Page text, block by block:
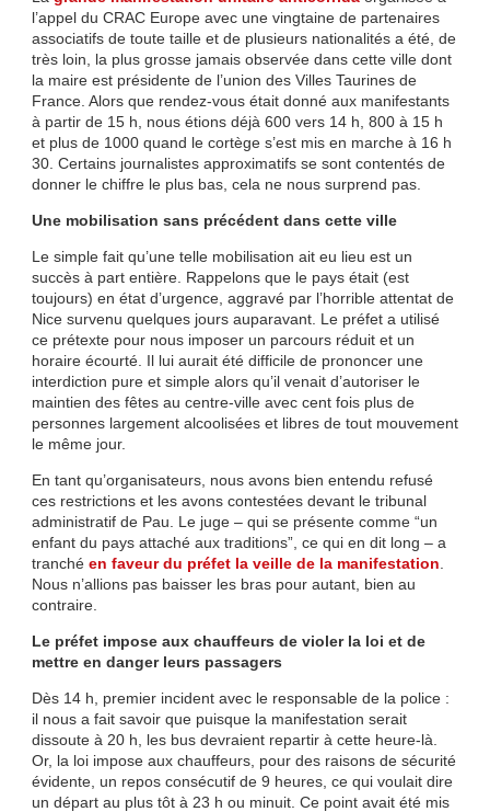
l’appel du CRAC Europe avec une vingtaine de partenaires
associatifs de toute taille et de plusieurs nationalités a été, de
très loin, la plus grosse jamais observée dans cette ville dont
la maire est présidente de l’union des Villes Taurines de
France. Alors que rendez-vous était donné aux manifestants
à partir de 15 h, nous étions déjà 600 vers 14 h, 800 à 15 h
et plus de 1000 quand le cortège s’est mis en marche à 16 h
30. Certains journalistes approximatifs se sont contentés de
donner le chiffre le plus bas, cela ne nous surprend pas.
Une mobilisation sans précédent dans cette ville
Le simple fait qu’une telle mobilisation ait eu lieu est un
succès à part entière. Rappelons que le pays était (est
toujours) en état d’urgence, aggravé par l’horrible attentat de
Nice survenu quelques jours auparavant. Le préfet a utilisé
ce prétexte pour nous imposer un parcours réduit et un
horaire écourté. Il lui aurait été difficile de prononcer une
interdiction pure et simple alors qu’il venait d’autoriser le
maintien des fêtes au centre-ville avec cent fois plus de
personnes largement alcoolisées et libres de tout mouvement
le même jour.
En tant qu’organisateurs, nous avons bien entendu refusé
ces restrictions et les avons contestées devant le tribunal
administratif de Pau. Le juge – qui se présente comme “un
enfant du pays attaché aux traditions”, ce qui en dit long – a
tranché en faveur du préfet la veille de la manifestation.
Nous n’allions pas baisser les bras pour autant, bien au
contraire.
Le préfet impose aux chauffeurs de violer la loi et de
mettre en danger leurs passagers
Dès 14 h, premier incident avec le responsable de la police :
il nous a fait savoir que puisque la manifestation serait
dissoute à 20 h, les bus devraient repartir à cette heure-là.
Or, la loi impose aux chauffeurs, pour des raisons de sécurité
évidente, un repos consécutif de 9 heures, ce qui voulait dire
un départ au plus tôt à 23 h ou minuit. Ce point avait été mis